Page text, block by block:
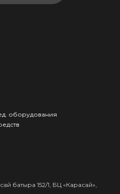
оборудования
батыра 152/1, БЦ «Карасай»,